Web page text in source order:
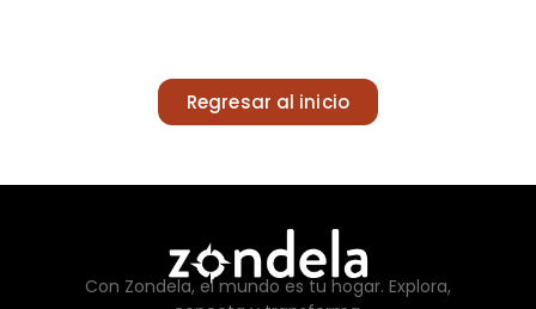
Regresar al inicio
Con Zondela, el mundo es tu hogar. Explora,